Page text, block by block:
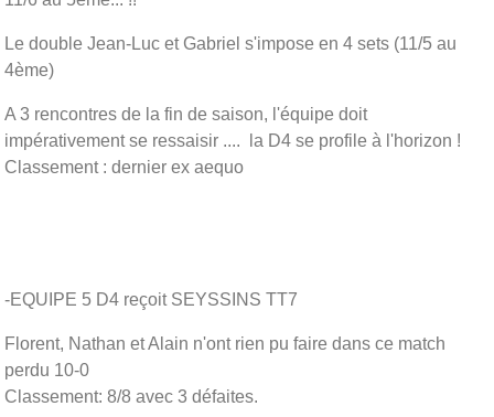
Le double Jean-Luc et Gabriel s'impose en 4 sets (11/5 au
4ème)
A 3 rencontres de la fin de saison, l'équipe doit
impérativement se ressaisir .... la D4 se profile à l'horizon !
Classement : dernier ex aequo
-EQUIPE 5 D4 reçoit SEYSSINS TT7
Florent, Nathan et Alain n'ont rien pu faire dans ce match
perdu 10-0
Classement: 8/8 avec 3 défaites.